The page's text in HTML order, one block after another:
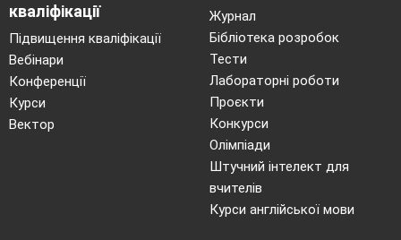
кваліфікації
Підвищення кваліфікації
Вебінари
Конференції
Курси
Вектор
Журнал
Бібліотека розробок
Тести
Лабораторні роботи
Проєкти
Конкурси
Олімпіади
Штучний інтелект для
вчителів
Курси англійської мови